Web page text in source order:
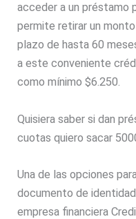
acceder a un préstamo
permite retirar un
plazo de hasta 60
a este conveniente
como mínimo $6.250.
Quisiera saber si dan
cuotas quiero sacar
Una de las opciones
documento de
empresa financiera